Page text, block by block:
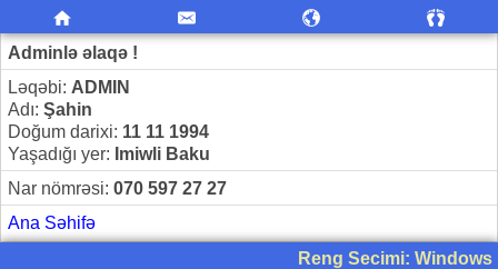
Adminlə əlaqə !
Ləqəbi: ADMIN
Adı: Şahin
Doğum darixi: 11 11 1994
Yaşadığı yer: Imiwli Baku
Nar nömrəsi: 070 597 27 27
Ana Səhifə
Reng Secimi: Windows